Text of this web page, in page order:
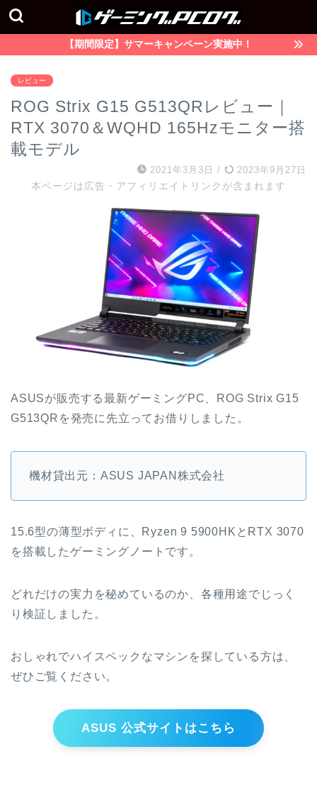
【期間限定】サマーキャンペーン実施中！
レビュー
ROG Strix G15 G513QRレビュー｜
RTX 3070＆WQHD 165Hzモニター搭
載モデル
2021年3月3日 /
2023年9月27日
本ページは広告・アフィリエイトリンクが含まれます
ASUSが販売する最新ゲーミングPC、ROG Strix G15
G513QRを発売に先立ってお借りしました。
機材貸出元：ASUS JAPAN株式会社
15.6型の薄型ボディに、Ryzen 9 5900HKとRTX 3070
を搭載したゲーミングノートです。
どれだけの実力を秘めているのか、各種用途でじっく
り検証しました。
おしゃれでハイスペックなマシンを探している方は、
ぜひご覧ください。
ASUS 公式サイトはこちら